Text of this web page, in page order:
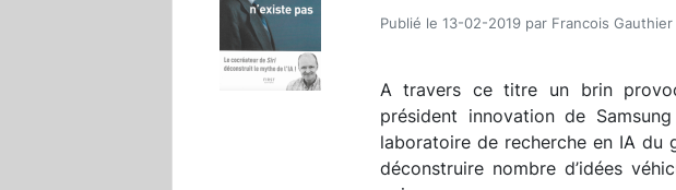
Publié le 13-02-2019 par Francois Gauthier
A travers ce titre un brin
président innovation de
laboratoire de recherche en IA du
déconstruire nombre d’idées